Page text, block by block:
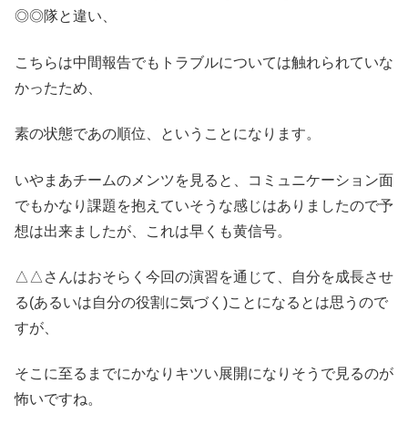
◎◎隊と違い、
こちらは中間報告でもトラブルについては触れられていな
かったため、
素の状態であの順位、ということになります。
いやまあチームのメンツを見ると、コミュニケーション面
でもかなり課題を抱えていそうな感じはありましたので予
想は出来ましたが、これは早くも黄信号。
△△さんはおそらく今回の演習を通じて、自分を成長させ
る(あるいは自分の役割に気づく)ことになるとは思うので
すが、
そこに至るまでにかなりキツい展開になりそうで見るのが
怖いですね。